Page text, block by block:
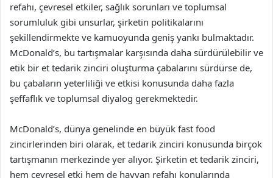
refahı, çevresel etkiler, sağlık sorunları ve toplumsal
sorumluluk gibi unsurlar, şirketin politikalarını
şekillendirmekte ve kamuoyunda geniş yankı bulmaktadır.
McDonald’s, bu tartışmalar karşısında daha sürdürülebilir ve
etik bir et tedarik zinciri oluşturma çabalarını sürdürse de,
bu çabaların yeterliliği ve etkisi konusunda daha fazla
şeffaflık ve toplumsal diyalog gerekmektedir.
McDonald’s, dünya genelinde en büyük fast food
zincirlerinden biri olarak, et tedarik zinciri konusunda birçok
tartışmanın merkezinde yer alıyor. Şirketin et tedarik zinciri,
hem çevresel etki hem de hayvan refahı konularında